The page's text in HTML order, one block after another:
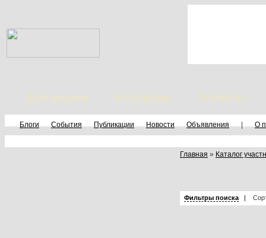
Дети модели Фотографы Стилисты
Блоги События Публикации Новости Объявления | О
Главная » Каталог
Фильтры поиска |